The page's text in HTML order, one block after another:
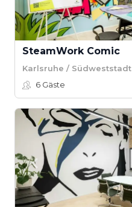
SteamWork Comic
Karlsruhe / Südweststadt
6 Gäste